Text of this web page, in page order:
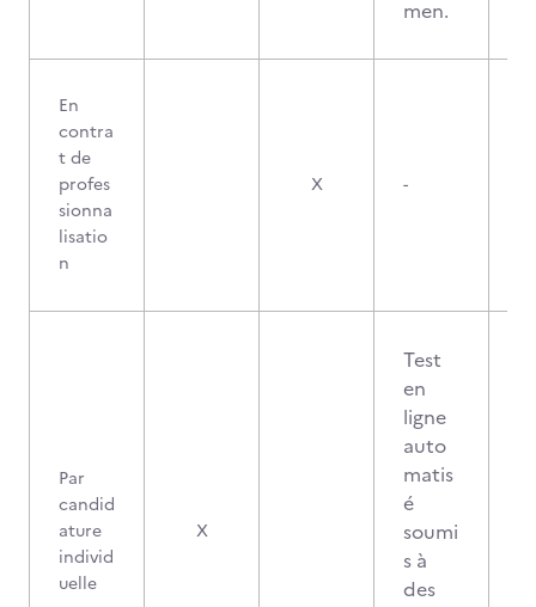
men.
En
contra
t de
profes
sionna
lisatio
n
X -
Par
candid
ature
individ
uelle
X
Test
en
ligne
auto
matis
é
soumi
s à
des